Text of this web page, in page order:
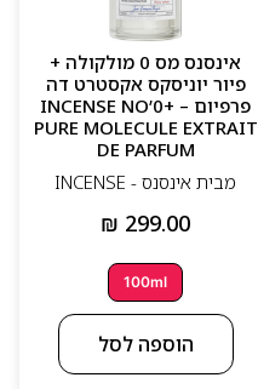
אינסנס מס 0 מולקולה +
פיור יוניסקס אקסטרט דה
פרפיום – INCENSE NO’0+
PURE MOLECULE EXTRAIT
DE PARFUM
מבית אינסנס - INCENSE
₪ 299.00
100ml
הוספה לסל